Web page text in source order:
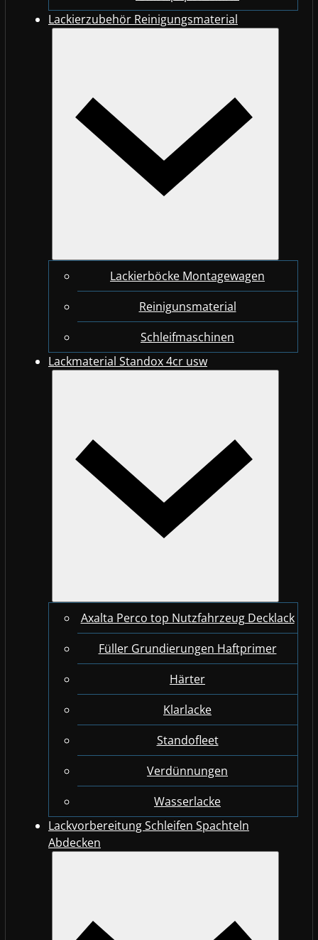
Lackierzubehör Reinigungsmaterial
Lackierböcke Montagewagen
Reinigunsmaterial
Schleifmaschinen
Lackmaterial Standox 4cr usw
Axalta Perco top Nutzfahrzeug Decklack
Füller Grundierungen Haftprimer
Härter
Klarlacke
Standofleet
Verdünnungen
Wasserlacke
Lackvorbereitung Schleifen Spachteln
Abdecken